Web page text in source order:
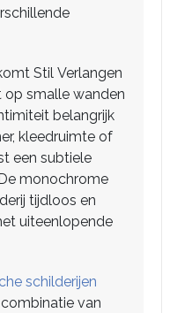
Stil Verlangen
op smalle wanden
belangrijk
kleedruimte of
een subtiele
monochrome
tijdloos en
uiteenlopende
schilderijen
van